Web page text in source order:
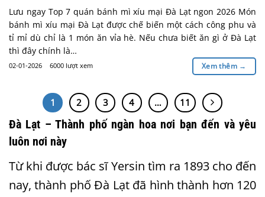
Lưu ngay Top 7 quán bánh mì xíu mại Đà Lạt ngon 2026 Món
bánh mì xíu mại Đà Lạt được chế biến một cách công phu và
tỉ mỉ dù chỉ là 1 món ăn vỉa hè. Nếu chưa biết ăn gì ở Đà Lạt
thì đây chính là…
02-01-2026 6000 lượt xem Xem thêm →
1 2 3 4 … 11
Đà Lạt – Thành phố ngàn hoa nơi bạn đến và yêu
luôn nơi này
Từ khi được bác sĩ Yersin tìm ra 1893 cho đến
nay, thành phố Đà Lạt đã hình thành hơn 120